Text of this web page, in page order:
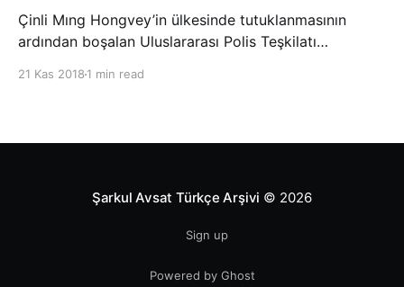
Çinli Mıng Hongvey’in ülkesinde tutuklanmasının
ardından boşalan Uluslararası Polis Teşkilatı
21 Kas 2018 1 min read
Şarkul Avsat Türkçe Arşivi © 2026
Sign up
Powered by Ghost